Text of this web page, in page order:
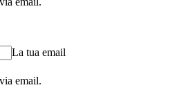
La tua email
email.